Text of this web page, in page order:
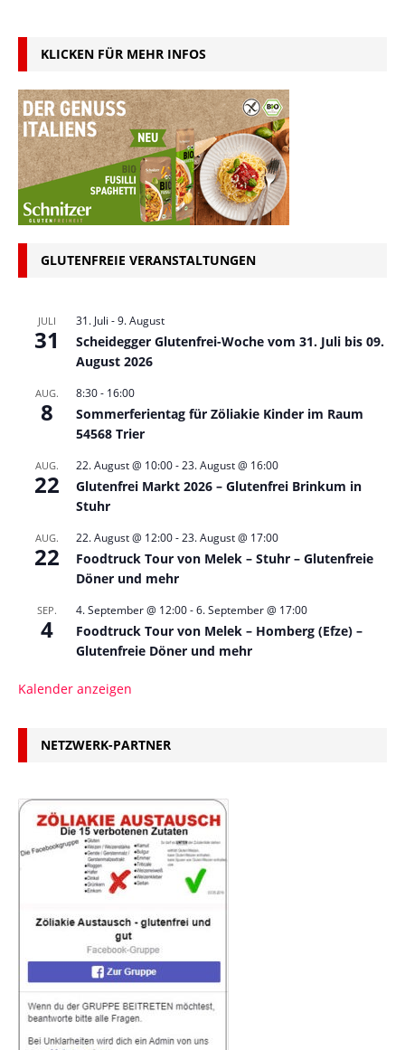
KLICKEN FÜR MEHR INFOS
GLUTENFREIE VERANSTALTUNGEN
JULI
31
31. Juli -9. August
Scheidegger Glutenfrei-Woche vom 31. Juli bis 09.
August 2026
AUG.
8
8:30- 16:00
Sommerferientag für Zöliakie Kinder im Raum
54568 Trier
AUG.
22
22. August @ 10:00-23. August @ 16:00
Glutenfrei Markt 2026 – Glutenfrei Brinkum in
Stuhr
AUG.
22
22. August @ 12:00-23. August @ 17:00
Foodtruck Tour von Melek – Stuhr – Glutenfreie
Döner und mehr
SEP.
4
4. September @ 12:00-6. September @ 17:00
Foodtruck Tour von Melek – Homberg (Efze) –
Glutenfreie Döner und mehr
Kalender anzeigen
NETZWERK-PARTNER